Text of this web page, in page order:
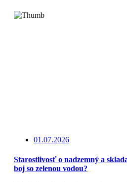
01.07.2026
Starostlivosť o nadzemný a
boj so zelenou vodou?